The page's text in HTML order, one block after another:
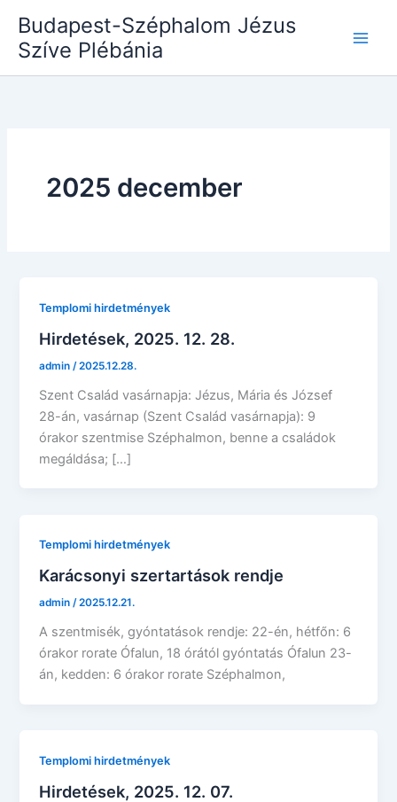
content
Budapest-Széphalom Jézus
Szíve Plébánia
2025 december
Templomi hirdetmények
Hirdetések, 2025. 12. 28.
admin /2025.12.28.
Szent Család vasárnapja: Jézus, Mária és József
28-án, vasárnap (Szent Család vasárnapja): 9
órakor szentmise Széphalmon, benne a családok
megáldása; […]
Templomi hirdetmények
Karácsonyi szertartások rendje
admin/2025.12.21.
A szentmisék, gyóntatások rendje: 22-én, hétfőn: 6
órakor rorate Ófalun, 18 órától gyóntatás Ófalun 23-
án, kedden: 6 órakor rorate Széphalmon,
Templomi hirdetmények
Hirdetések, 2025. 12. 07.